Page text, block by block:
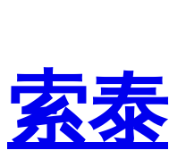
索泰